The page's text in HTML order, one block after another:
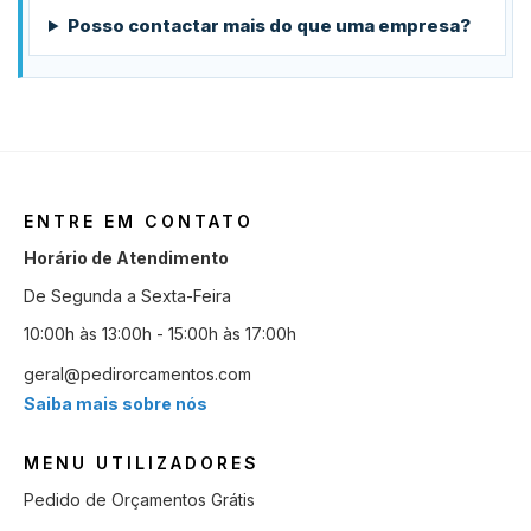
Posso contactar mais do que uma empresa?
ENTRE EM CONTATO
Horário de Atendimento
De Segunda a Sexta-Feira
10:00h às 13:00h - 15:00h às 17:00h
geral@pedirorcamentos.com
Saiba mais sobre nós
MENU UTILIZADORES
Pedido de Orçamentos Grátis